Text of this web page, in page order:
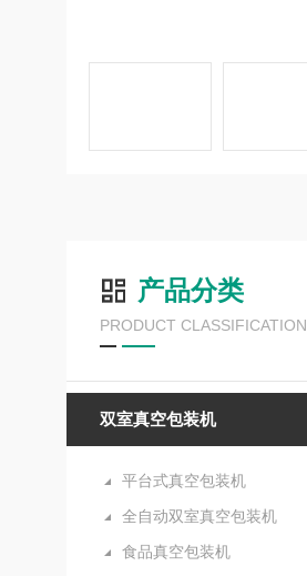
产品分类
PRODUCT CLASSIFICATION
双室真空包装机
平台式真空包装机
全自动双室真空包装机
食品真空包装机